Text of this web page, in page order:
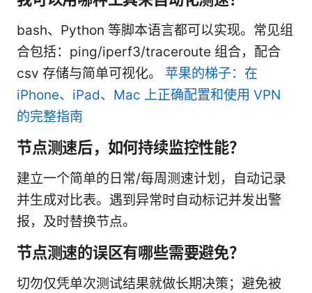
bash、Python 等脚本语言都可以实现。常见组
合包括：ping/iperf3/traceroute 组合，配合
csv 存储与简单可视化。 苹果的梯子：在
iPhone、iPad、Mac 上正确配置和使用 VPN
的完整指南
节点测速后，如何持续监控性能？
建立一个简单的日常/每周测速计划，自动记录
并生成对比表。遇到异常时自动标记并发出警
报，及时替换节点。
节点测速的误区有哪些需要避免？
切勿仅凭单次测试结果就做长期决策；避免被